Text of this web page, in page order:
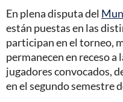
En plena disputa del
están puestas en las
participan en el torneo,
permanecen en receso a
jugadores convocados,
en el segundo semestre